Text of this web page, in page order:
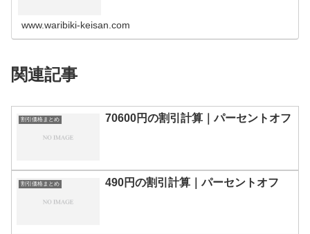
www.waribiki-keisan.com
関連記事
割引価格まとめ 70600円の割引計算｜パーセントオフ
割引価格まとめ 490円の割引計算｜パーセントオフ